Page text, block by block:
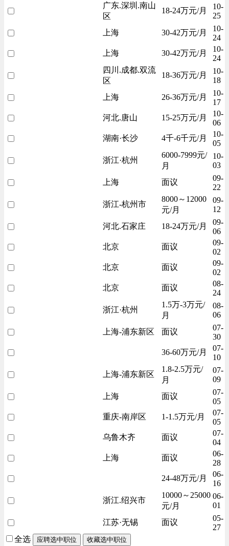
广东.深圳.南山
区
18-24万元/月
10-
25
上海
30-42万元/月
10-
24
上海
30-42万元/月
10-
24
四川.成都.双流
区
18-36万元/月
10-
18
上海
26-36万元/月
10-
17
河北.唐山
15-25万元/月
10-
06
湖南·长沙
4千-6千元/月
10-
05
浙江·杭州
6000-7999元/
月
10-
03
上海
面议
09-
22
浙江-杭州市
8000～12000
元/月
09-
12
河北.石家庄
18-24万元/月
09-
06
北京
面议
09-
02
北京
面议
09-
02
北京
面议
08-
24
浙江·杭州
1.5万-3万元/
月
08-
06
上海-浦东新区
面议
07-
30
36-60万元/月
07-
10
上海-浦东新区
1.8-2.5万元/
月
07-
09
上海
面议
07-
05
重庆-南岸区
1-1.5万元/月
07-
05
乌鲁木齐
面议
07-
04
上海
面议
06-
28
24-48万元/月
06-
16
浙江.绍兴市
10000～25000
元/月
06-
01
江苏·无锡
面议
05-
27
全选
应聘选中职位 收藏选中职位